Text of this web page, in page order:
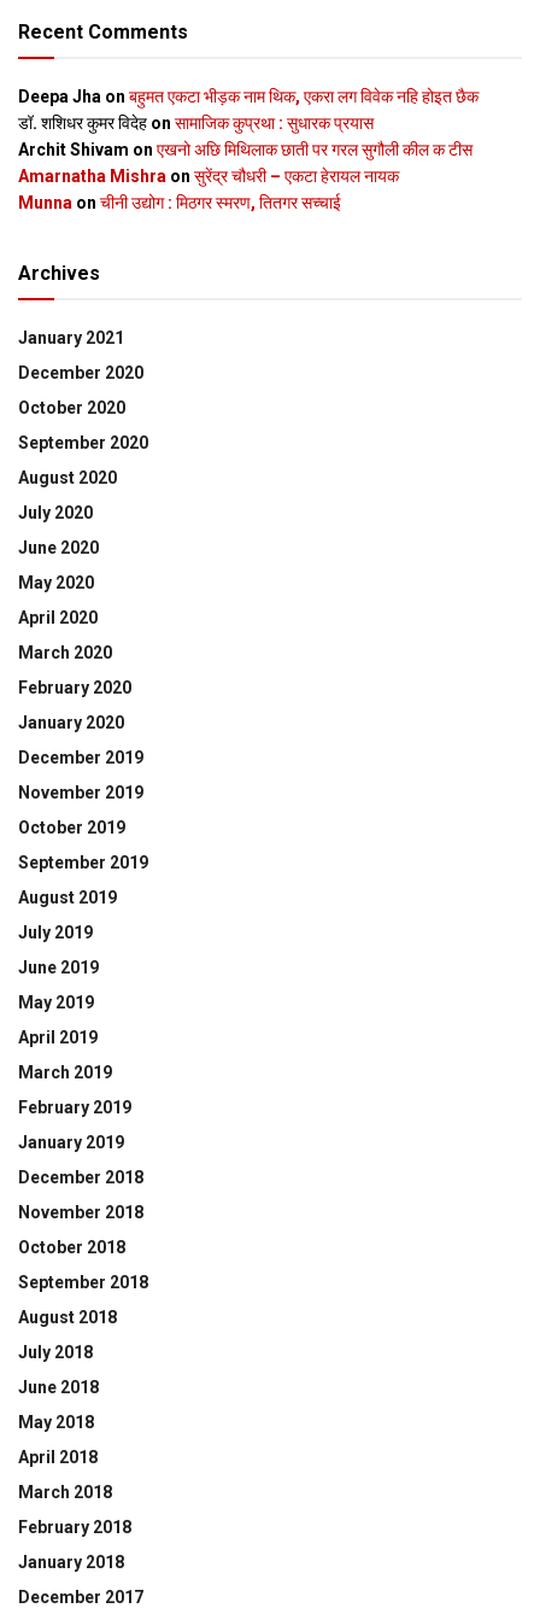
Recent Comments
Deepa Jha on बहुमत एकटा भीड़क नाम थिक, एकरा लग विवेक नहि होइत छैक
डॉ. शशिधर कुमर विदेह on सामाजिक कुप्रथा : सुधारक प्रयास
Archit Shivam on एखनो अछि मिथिलाक छाती पर गरल सुगौली कील क टीस
Amarnatha Mishra on सुरेंद्र चौधरी – एकटा हेरायल नायक
Munna on चीनी उद्योग : मिठगर स्‍मरण, तितगर सच्‍चाई
Archives
January 2021
December 2020
October 2020
September 2020
August 2020
July 2020
June 2020
May 2020
April 2020
March 2020
February 2020
January 2020
December 2019
November 2019
October 2019
September 2019
August 2019
July 2019
June 2019
May 2019
April 2019
March 2019
February 2019
January 2019
December 2018
November 2018
October 2018
September 2018
August 2018
July 2018
June 2018
May 2018
April 2018
March 2018
February 2018
January 2018
December 2017